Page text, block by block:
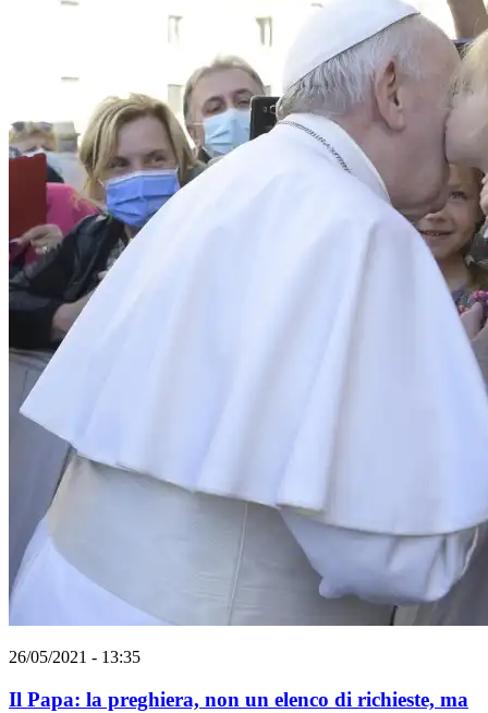
26/05/2021 - 13:35
Il Papa: la preghiera, non un elenco di richieste, ma